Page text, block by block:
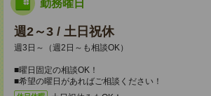
勤務曜日
週2～3 / 土日祝休
週3日～（週2日～も相談OK）
■曜日固定の相談OK！
■希望の曜日があればご相談ください！